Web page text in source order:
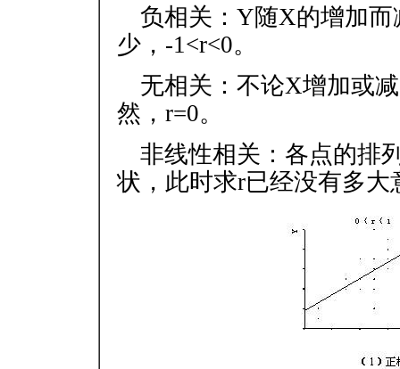
负相关：Y随X的增加
少，-1<r<0。
无相关：不论X增加或
然，r=0。
非线性相关：各点的排
状，此时求r已经没有多大